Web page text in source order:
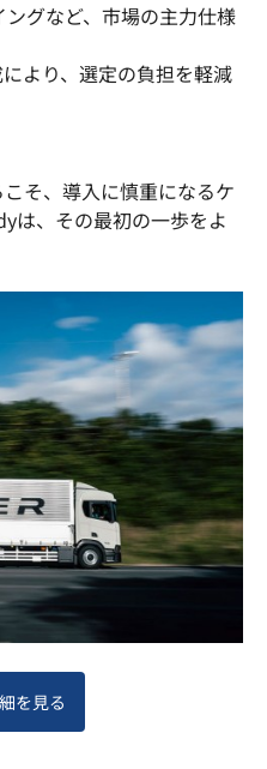
グなど、市場の主力仕様
より、選定の負担を軽減
そ、導入に慎重になるケ
は、その最初の一歩をよ
を見る